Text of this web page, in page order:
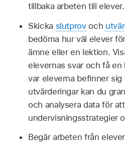
tillbaka arbeten till elever.
Skicka slutprovoch
bedöma hur väl elever
ämne eller en lektion.
elevernas svar och få
var eleverna befinner
utvärderingar kan du
och analysera data för
undervisningsstrategier
Begär arbeten från